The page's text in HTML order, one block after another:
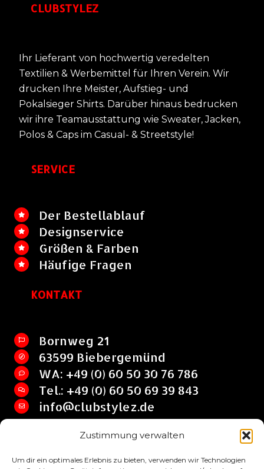
Zustimmung verwalten
Um dir ein optimales Erlebnis zu bieten, verwenden wir Technologien
CLUBSTYLEZ
Ihr Lieferant von hochwertig veredelten
Textilien & Werbemittel für Ihren Verein. Wir
drucken Ihre Meister, Aufstieg- und
Pokalsieger Shirts. Darüber hinaus bedrucken
wir ihre Teamausstattung wie Sweater, Jacken,
Polos & Caps im Casual- & Streetstyle!
SERVICE
Der Bestellablauf
Designservice
Größen & Farben
Häufige Fragen
KONTAKT
Bornweg 21
63599 Biebergemünd
WA: +49 (0) 60 50 30 76 786
Tel.: +49 (0) 60 50 69 39 843
info@clubstylez.de
Clubstylez © 2017 by SHIRT HQ Jan Lehrian